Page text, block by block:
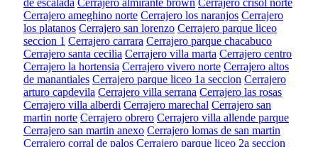
de escalada Cerrajero almirante brown Cerrajero crisol norte
Cerrajero ameghino norte Cerrajero los naranjos Cerrajero
los platanos Cerrajero san lorenzo Cerrajero parque liceo
seccion 1 Cerrajero carrara Cerrajero parque chacabuco
Cerrajero santa cecilia Cerrajero villa marta Cerrajero centro
Cerrajero la hortensia Cerrajero vivero norte Cerrajero altos
de manantiales Cerrajero parque liceo 1a seccion Cerrajero
arturo capdevila Cerrajero villa serrana Cerrajero las rosas
Cerrajero villa alberdi Cerrajero marechal Cerrajero san
martin norte Cerrajero obrero Cerrajero villa allende parque
Cerrajero san martin anexo Cerrajero lomas de san martin
Cerrajero corral de palos Cerrajero parque liceo 2a seccion